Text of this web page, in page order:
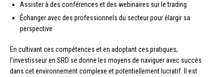
Assister à des conférences et des webinaires sur le trading
Échanger avec des professionnels du secteur pour élargir sa
perspective
En cultivant ces compétences et en adoptant ces pratiques,
l’investisseur en SRD se donne les moyens de naviguer avec succès
dans cet environnement complexe et potentiellement lucratif. Il est